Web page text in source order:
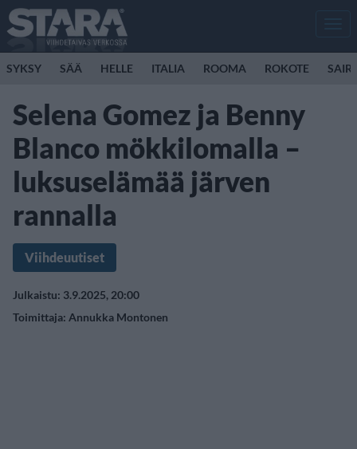
SYKSY SÄÄ HELLE ITALIA ROOMA ROKOTE
Selena Gomez ja Benny
Blanco mökkilomalla –
luksuselämää järven
rannalla
Viihdeuutiset
Julkaistu: 3.9.2025, 20:00
Toimittaja: Annukka Montonen